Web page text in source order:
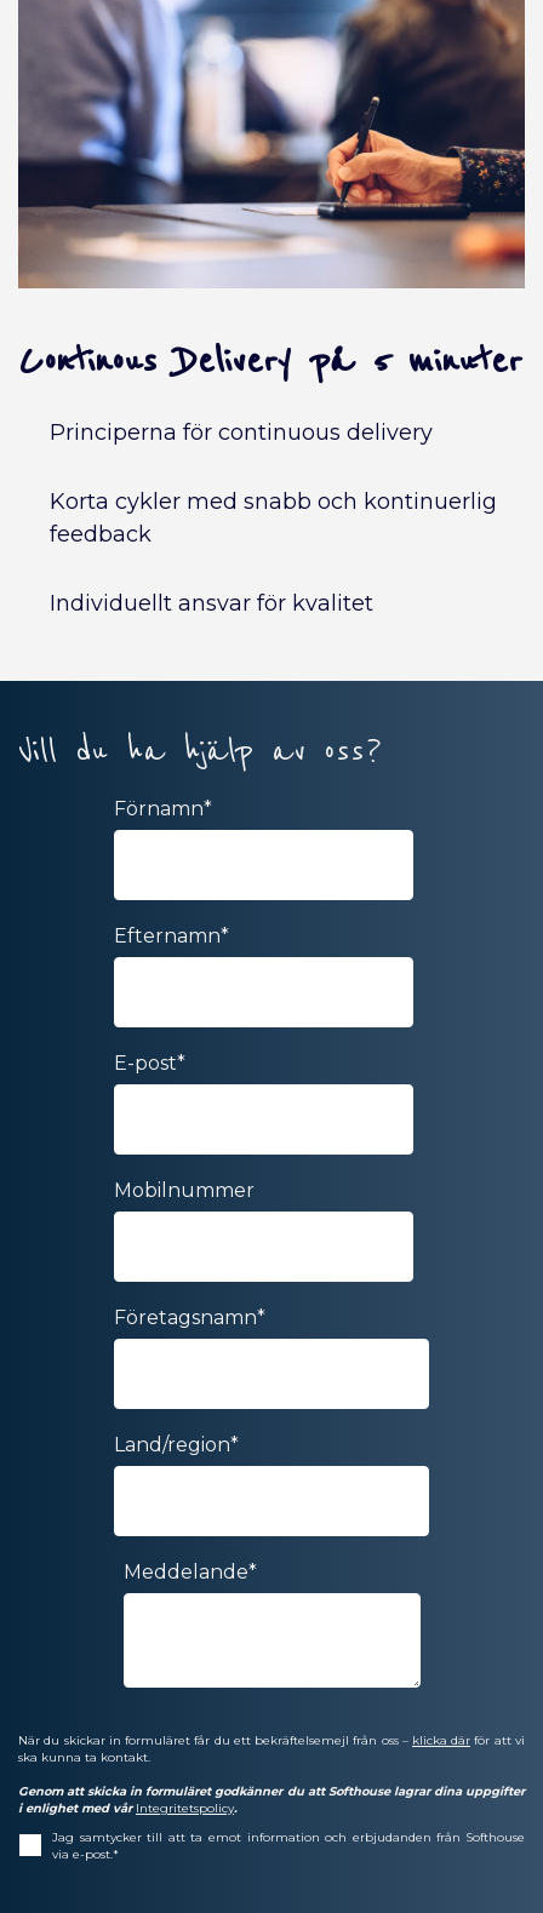
Continous Delivery på 5 minuter
Principerna för continuous delivery
Korta cykler med snabb och kontinuerlig
feedback
Individuellt ansvar för kvalitet
Vill du ha hjälp av oss?
Förnamn*
Efternamn*
E-post*
Mobilnummer
Företagsnamn*
Land/region*
Meddelande*
När du skickar in formuläret får du ett bekräftelsemejl från oss – klicka där för att vi
ska kunna ta kontakt.
Genom att skicka in formuläret godkänner du att Softhouse lagrar dina uppgifter
i enlighet med vårIntegritetspolicy.
Jag samtycker till att ta emot information och erbjudanden från Softhouse
via e-post.*